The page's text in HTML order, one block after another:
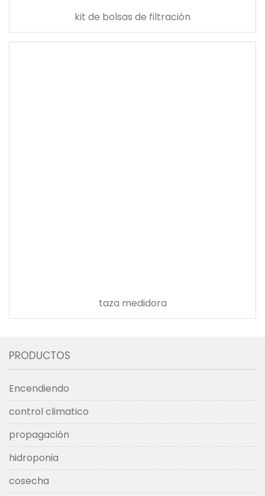
kit de bolsas de filtración
taza medidora
PRODUCTOS
Encendiendo
control climatico
propagación
hidroponia
cosecha